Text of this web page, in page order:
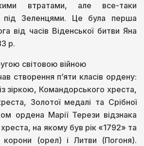
втратами, але все-таки
під Зеленцями. Це була перша
від часів Віденської битви Яна
р.
світовою війною
створення п’яти класів ордену:
зіркою, Командорського хреста,
Золотої медалі та Срібної
ордена Марії Терези відзнака
на якому був рік «1792» та
корони (орел) і Литви (Погоня).